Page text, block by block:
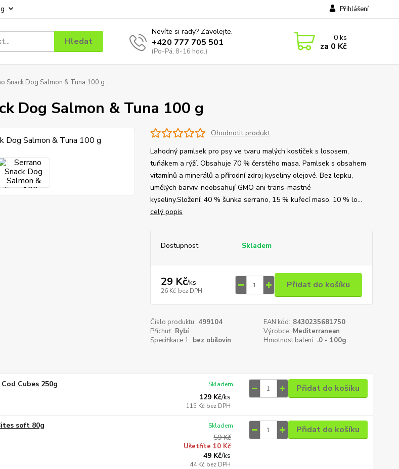
Přihlášení
Hledat
Nevíte si rady? Zavolejte.
+420 777 705 501
(Po-Pá, 8-16 hod.)
0ks
za 0 Kč
Snack Dog Salmon & Tuna 100 g
Dog Salmon & Tuna 100 g
Ohodnotit produkt
Lahodný pamlsek pro psy ve tvaru malých kostiček s lososem,
tuňákem a rýží. Obsahuje 70 % čerstého masa. Pamlsek s obsahem
vitamínů a minerálů a přírodní zdroj kyseliny olejové. Bez lepku,
umělých barviv, neobsahují GMO ani trans-mastné
kyseliny.Složení: 40 % šunka serrano, 15 % kuřecí maso, 10 % lo...
celý popis
Dostupnost Skladem
29 Kč/ks
26 Kč bez DPH
Přidat do košíku
Číslo produktu: 499104 EAN kód: 8430235681750
Příchuť: Rybí Výrobce: Mediterranean
Specifikace 1: bez obilovin Hmotnost balení: .0 - 100g
Cubes 250g
129 Kč/ks
115 Kč bez DPH
Skladem Přidat do košíku
soft 80g
59 Kč
Ušetříte 10 Kč
49 Kč/ks
44 Kč bez DPH
Skladem Přidat do košíku